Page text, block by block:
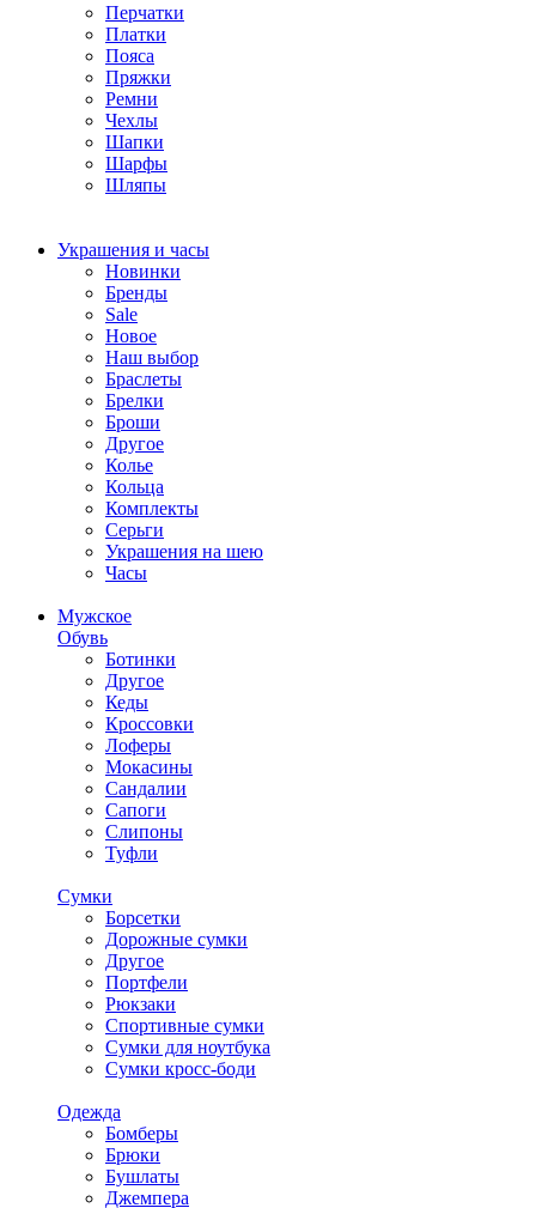
Перчатки
Платки
Пояса
Пряжки
Ремни
Чехлы
Шапки
Шарфы
Шляпы
Украшения и часы
Новинки
Бренды
Sale
Новое
Наш выбор
Браслеты
Брелки
Броши
Другое
Колье
Кольца
Комплекты
Серьги
Украшения на шею
Часы
Мужское
Обувь
Ботинки
Другое
Кеды
Кроссовки
Лоферы
Мокасины
Сандалии
Сапоги
Слипоны
Туфли
Сумки
Борсетки
Дорожные сумки
Другое
Портфели
Рюкзаки
Спортивные сумки
Сумки для ноутбука
Сумки кросс-боди
Одежда
Бомберы
Брюки
Бушлаты
Джемпера